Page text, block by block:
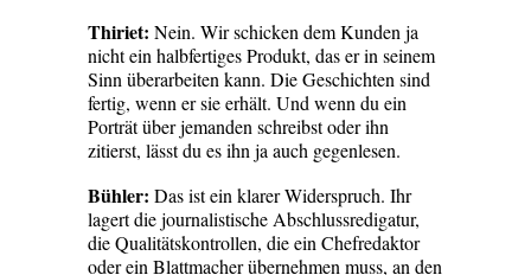
Thiriet: Nein. Wir schicken dem Kunden ja
nicht ein halbfertiges Produkt, das er in seinem
Sinn überarbeiten kann. Die Geschichten sind
fertig, wenn er sie erhält. Und wenn du ein
Porträt über jemanden schreibst oder ihn
zitierst, lässt du es ihn ja auch gegenlesen.
Bühler: Das ist ein klarer Widerspruch. Ihr
lagert die journalistische Abschlussredigatur,
die Qualitätskontrollen, die ein Chef­redaktor
oder ein Blattmacher übernehmen muss, an den